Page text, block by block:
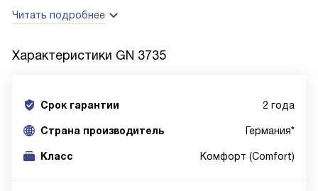
Читать подробнее
Характеристики GN 3735
Срок гарантии 2 года
Cтрана производитель Германия*
Класс Комфорт (Comfort)